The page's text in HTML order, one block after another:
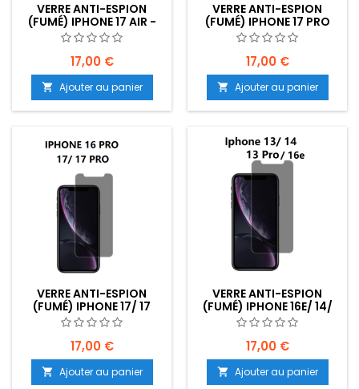
VERRE ANTI-ESPION
(FUMÉ) IPHONE 17 AIR -
EMPLACEMENT : Z02-B15-
E01
17,00 €
 Ajouter au panier
VERRE ANTI-ESPION
(FUMÉ) IPHONE 17 PRO
MAX/ 16 PRO MAX -
EMPLACEMENT : Z02-
B20-E01
17,00 €
 Ajouter au panier
VERRE ANTI-ESPION
(FUMÉ) IPHONE 17/ 17
PRO/ 16 PRO -
EMPLACEMENT : Z02-
B20-E01
17,00 €
 Ajouter au panier
VERRE ANTI-ESPION
(FUMÉ) IPHONE 16E/ 14/
13/ 13 PRO/ -
EMPLACEMENT : Z02-
B20-E02
17,00 €
 Ajouter au panier